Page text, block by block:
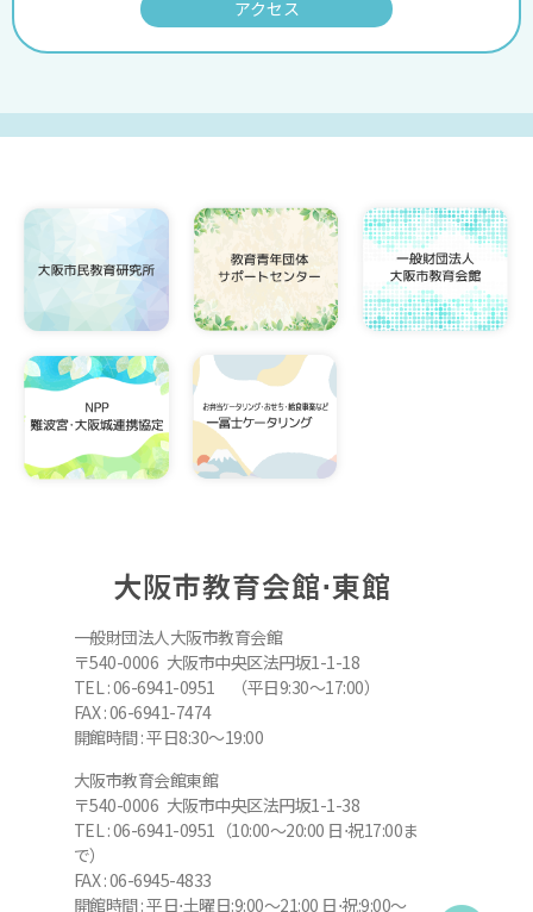
アクセス
大阪市教育会館⋅東館
一般財団法人大阪市教育会館
〒540-0006 大阪市中央区法円坂1-1-18
TEL : 06-6941-0951 （平日9:30～17:00）
FAX : 06-6941-7474
開館時間 : 平日8:30～19:00
大阪市教育会館東館
〒540-0006 大阪市中央区法円坂1-1-38
TEL : 06-6941-0951（10:00～20:00 日⋅祝17:00ま
で）
FAX : 06-6945-4833
開館時間 : 平日⋅土曜日:9:00～21:00 日⋅祝:9:00～